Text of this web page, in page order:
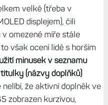
velké (třeba v
displejem), čili
omezené míře stále
však ocení lidé s horším
minusek v seznamu
(názvy doplňků)
že aktivní doplněk ve
zobrazen kurzívou,